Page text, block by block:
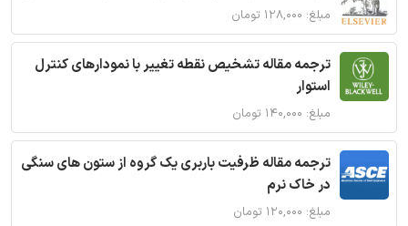
مبلغ: ۱۲۸,۰۰۰ تومان
ترجمه مقاله تشخیص نقطه تغییر با نمودارهای کنترل
استوار
مبلغ: ۱۴۰,۰۰۰ تومان
ترجمه مقاله ظرفیت باربری یک گروه از ستون های سنگی
در خاک نرم
مبلغ: ۱۲۰,۰۰۰ تومان